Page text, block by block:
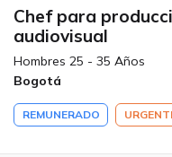
Chef para
audiovisual
Hombres 25 - 35 Años
Bogotá
REMUNERADO